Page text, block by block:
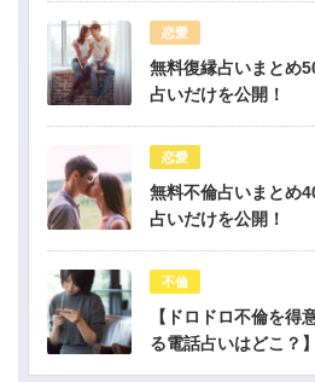
恋愛
無料復縁占いまとめ
占いだけを公開！
恋愛
無料不倫占いまとめ
占いだけを公開！
不倫
【ドロドロ不倫を得
る電話占いはどこ？】